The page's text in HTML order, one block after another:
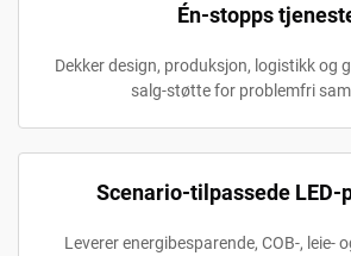
Én-stopps
Dekker design, produksjon, logistikk og
salg-støtte for problemfri
Scenario-tilpassede LED-
Leverer energibesparende, COB-, leie-